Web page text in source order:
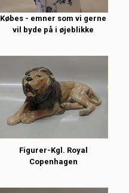
Købes - emner som vi gerne
vil byde på i øjeblikke
Figurer-Kgl. Royal
Copenhagen